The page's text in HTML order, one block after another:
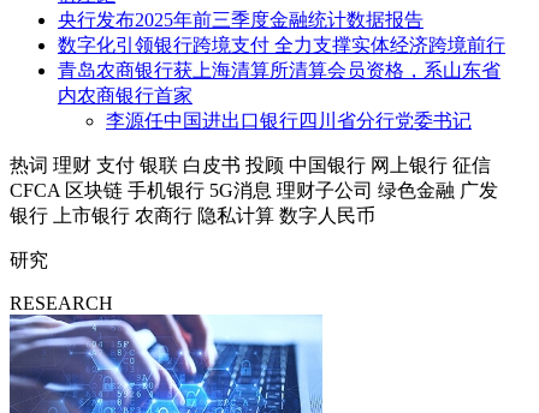
央行发布2025年前三季度金融统计数据报告
数字化引领银行跨境支付 全力支撑实体经济跨境前行
青岛农商银行获上海清算所清算会员资格，系山东省
内农商银行首家
李源任中国进出口银行四川省分行党委书记
热词 理财 支付 银联 白皮书 投顾 中国银行 网上银行 征信
CFCA 区块链 手机银行 5G消息 理财子公司 绿色金融 广发
银行
上市银行 农商行 隐私计算 数字人民币
研究
RESEARCH